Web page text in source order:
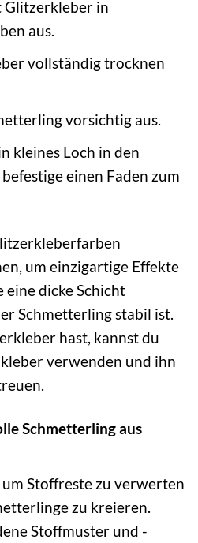
Glitzerkleber in
aus.
vollständig trocknen
vorsichtig aus.
kleines Loch in den
einen Faden zum
um einzigartige Effekte
eine dicke Schicht
Schmetterling stabil ist.
hast, kannst du
verwenden und ihn
Schmetterling aus
Stoffreste zu verwerten
zu kreieren.
Stoffmuster und -